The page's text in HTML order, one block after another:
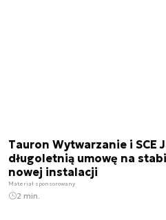
Tauron Wytwarzanie i SCE
długoletnią umowę na
nowej instalacji
Materiał sponsorowany
2 min.